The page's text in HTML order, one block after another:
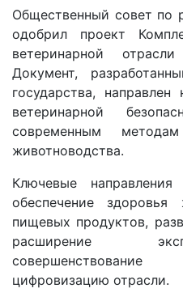
Общественный совет по
одобрил проект
ветеринарной
Документ,
государства,
ветеринарной
современным
животноводства.
Ключевые
обеспечение здоровья
пищевых продуктов,
расширение
цифровизацию отрасли.